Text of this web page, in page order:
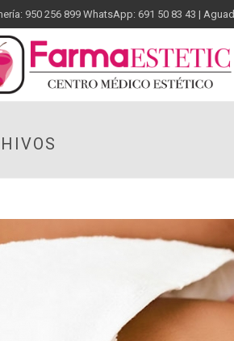
950 256 899 WhatsApp: 691 50 83 43 |